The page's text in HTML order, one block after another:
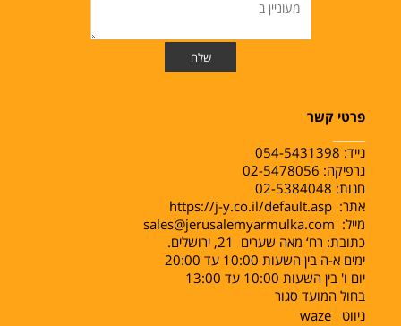
פרטי קשר
נייד: 054-5431398
גרפיקה: 02-5478056
חנות: 02-5384048
אתר: https://j-y.co.il/default.asp
מייל: sales@jerusalemyarmulka.com
כתובת: רח‘ מאה שערים 21, ירושלים.
ימים א-ה בין השעות 10:00 עד 20:00
יום ו' בין השעות 10:00 עד 13:00
בחול המועד סגור
ניווט
waze